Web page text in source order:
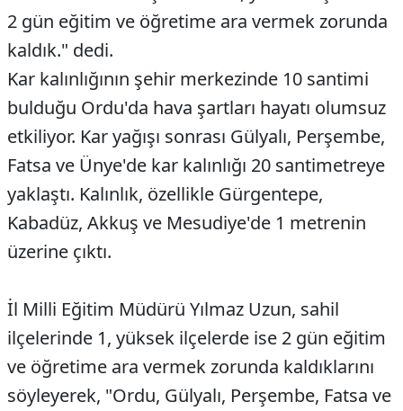
2 gün eğitim ve öğretime ara vermek zorunda
kaldık." dedi.
Kar kalınlığının şehir merkezinde 10 santimi
bulduğu Ordu'da hava şartları hayatı olumsuz
etkiliyor. Kar yağışı sonrası Gülyalı, Perşembe,
Fatsa ve Ünye'de kar kalınlığı 20 santimetreye
yaklaştı. Kalınlık, özellikle Gürgentepe,
Kabadüz, Akkuş ve Mesudiye'de 1 metrenin
üzerine çıktı.
İl Milli Eğitim Müdürü Yılmaz Uzun, sahil
ilçelerinde 1, yüksek ilçelerde ise 2 gün eğitim
ve öğretime ara vermek zorunda kaldıklarını
söyleyerek, "Ordu, Gülyalı, Perşembe, Fatsa ve